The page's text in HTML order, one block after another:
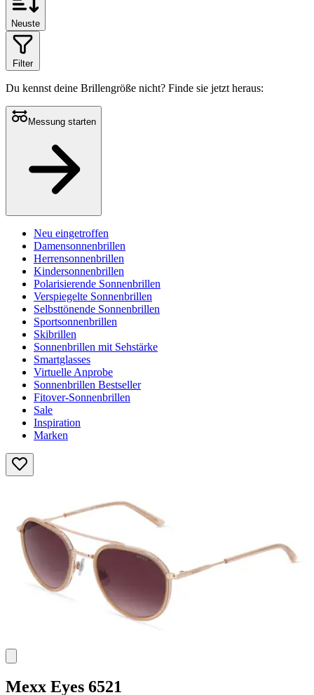
Neuste
Filter
Du kennst deine Brillengröße nicht? Finde sie jetzt heraus:
Messung starten
Neu eingetroffen
Damensonnenbrillen
Herrensonnenbrillen
Kindersonnenbrillen
Polarisierende Sonnenbrillen
Verspiegelte Sonnenbrillen
Selbsttönende Sonnenbrillen
Sportsonnenbrillen
Skibrillen
Sonnenbrillen mit Sehstärke
Smartglasses
Virtuelle Anprobe
Sonnenbrillen Bestseller
Fitover-Sonnenbrillen
Sale
Inspiration
Marken
Mexx Eyes 6521